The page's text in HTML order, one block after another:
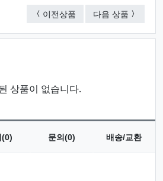
이전상품 휴대용세트(종이케이
다음 상품 휴대용
상품이 없습니다.
(0) 문의(0) 배송/교환